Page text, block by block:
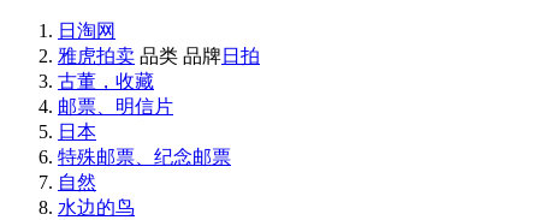
日淘网
雅虎拍卖 品类 品牌日拍
古董，收藏
邮票、明信片
日本
特殊邮票、纪念邮票
自然
水边的鸟